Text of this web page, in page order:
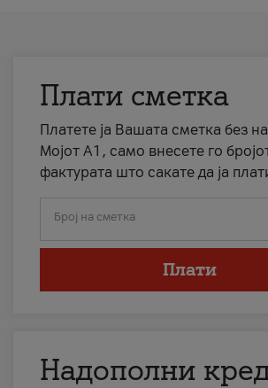
Плати сметка
Платете ја Вашата сметка без
Мојот А1, само внесете го
фактурата што сакате да ја
Број на сметка
Плати
Надополни